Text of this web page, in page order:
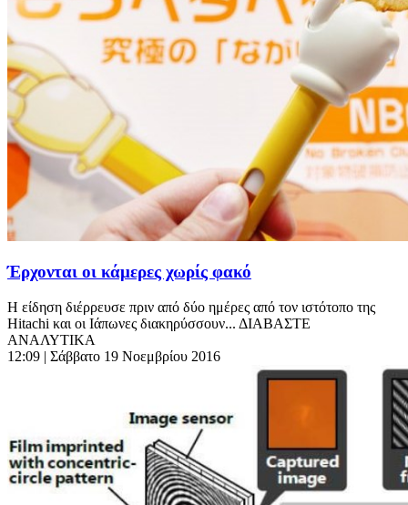
Έρχονται οι κάμερες χωρίς φακό
Η είδηση διέρρευσε πριν από δύο ημέρες από τον ιστότοπο της
Ηitachi και οι Ιάπωνες διακηρύσσουν... ΔΙΑΒΑΣΤΕ
ΑΝΑΛΥΤΙΚΑ
12:09 | Σάββατο 19 Νοεμβρίου 2016